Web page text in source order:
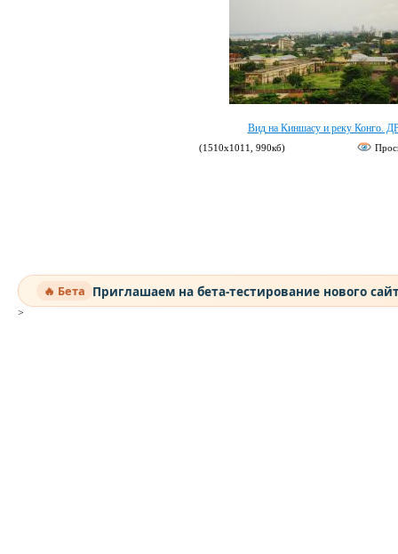
Вид на Киншасу и реку Конго.
(1510х1011, 990кб)
🔥 Бета Приглашаем на бета-тестирование нового
>